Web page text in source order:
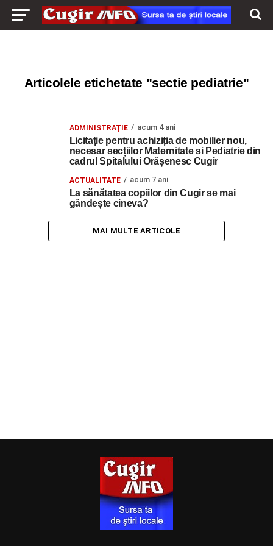
Articolele etichetate "sectie pediatrie"
ADMINISTRAŢIE acum 4 ani
Licitație pentru achiziția de mobilier nou,
necesar secțiilor Maternitate si Pediatrie din
cadrul Spitalului Orășenesc Cugir
ACTUALITATE acum 7 ani
La sănătatea copiilor din Cugir se mai
gândește cineva?
MAI MULTE ARTICOLE